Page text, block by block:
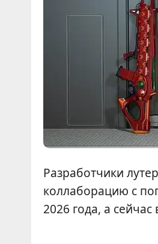
Разработчики
коллаборацию с
2026 года, а